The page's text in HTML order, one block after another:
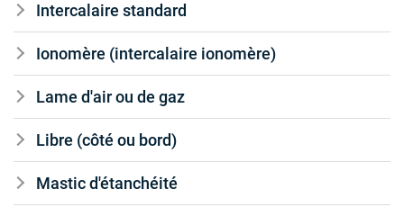
Intercalaire standard
Ionomère (intercalaire ionomère)
Lame d'air ou de gaz
Libre (côté ou bord)
Mastic d'étanchéité